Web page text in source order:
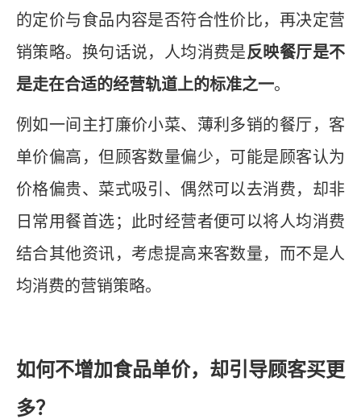
的定价与食品内容是否符合性价比，再决定营
销策略。换句话说，人均消费是反映餐厅是不
是走在合适的经营轨道上的标准之一。
例如一间主打廉价小菜、薄利多销的餐厅，客
单价偏高，但顾客数量偏少，可能是顾客认为
价格偏贵、菜式吸引、偶然可以去消费，却非
日常用餐首选；此时经营者便可以将人均消费
结合其他资讯，考虑提高来客数量，而不是人
均消费的营销策略。
如何不增加食品单价，却引导顾客买更
多？